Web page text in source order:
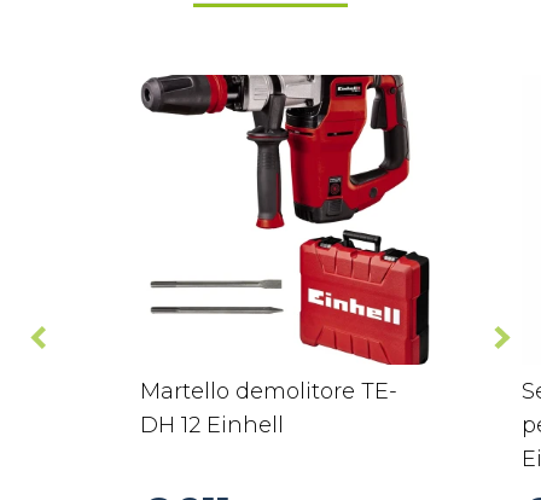
Martello demolitore TE-
DH 12 Einhell